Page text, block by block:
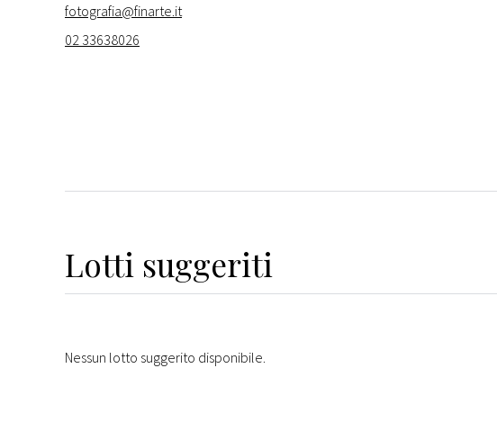
fotografia@finarte.it
02 33638026
Lotti suggeriti
Nessun lotto suggerito disponibile.